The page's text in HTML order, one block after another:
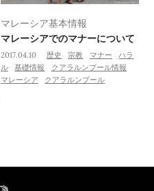
マレーシア基本情報
マレーシアでのマナーについて
2017.04.10 歴史 宗教 マナー
ハラ
ル
基礎情報
クアラルンプール情報
マレーシア
クアラルンプール